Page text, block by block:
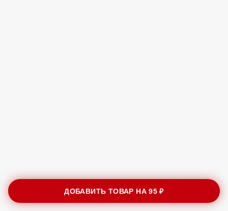
ДОБАВИТЬ ТОВАР НА95 ₽